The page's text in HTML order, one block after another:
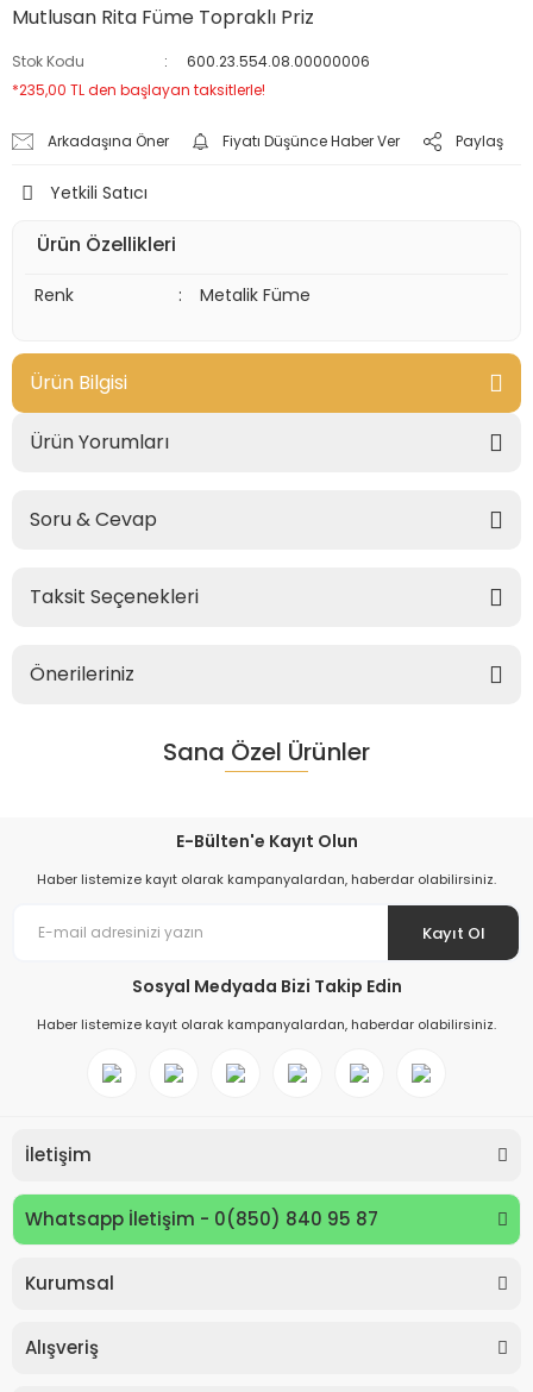
Mutlusan Rita Füme Topraklı Priz
Stok Kodu
600.23.554.08.00000006
*235,00 TL den başlayan taksitlerle!
Arkadaşına Öner Fiyatı Düşünce Haber Ver Paylaş
Yetkili Satıcı
Ürün Özellikleri
Renk : Metalik Füme
Ürün Bilgisi
Ürün Yorumları
Soru & Cevap
Taksit Seçenekleri
Önerileriniz
Sana Özel Ürünler
E-Bülten'e Kayıt Olun
Haber listemize kayıt olarak kampanyalardan, haberdar olabilirsiniz.
Kayıt Ol
Sosyal Medyada Bizi Takip Edin
Haber listemize kayıt olarak kampanyalardan, haberdar olabilirsiniz.
İletişim
Whatsapp İletişim - 0(850) 840 95 87
Kurumsal
Alışveriş